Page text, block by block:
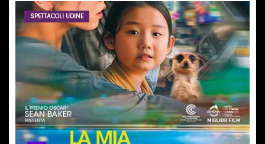
SPETTACOLI UDINE